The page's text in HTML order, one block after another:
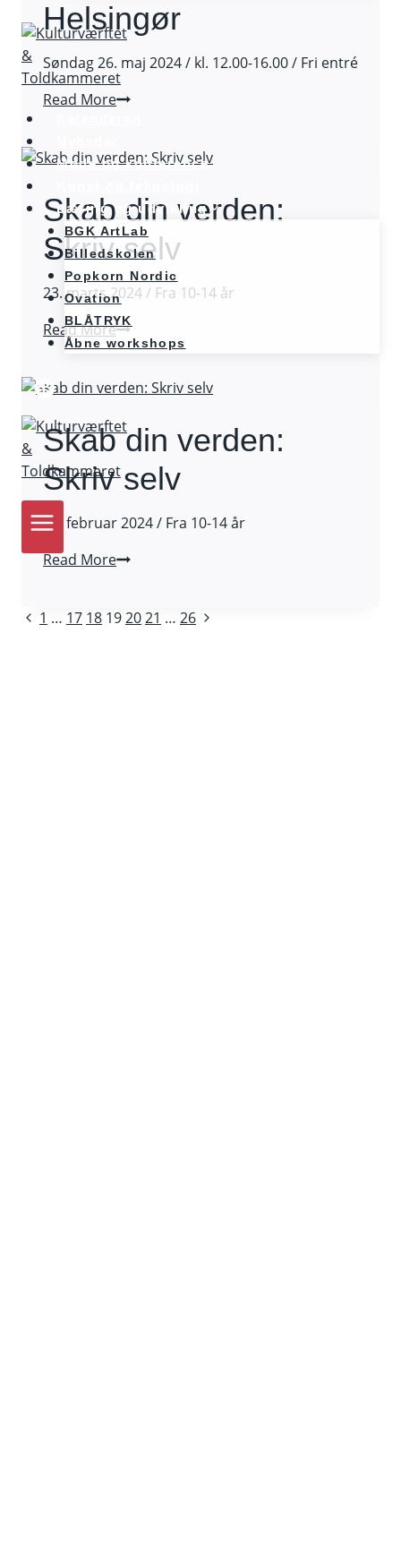
Møde og konference
Læring og udvikling
BGK ArtLab
Billedskolen
Popkorn Nordic
Ovation
BLÅTRYK
Åbne workshops
Helsingør
Søndag 26. maj 2024 / kl. 12.00-16.00 / Fri entré
Read MoreRC
Helsingør
Skab din verden:
Skriv selv
23. marts 2024 / Fra 10-14 år
Read MoreSkab
din
Skriv
selv
Skab din verden:
Skriv selv
24. februar 2024 / Fra 10-14 år
Read MoreSkab
Skriv
Page
Previous
1 … 17 18 192021 … 26 Next